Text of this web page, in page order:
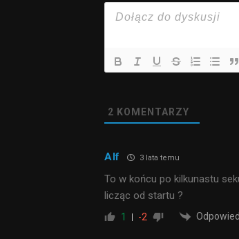
2 KOMENTARZY
Alf 3 lata temu
To w końcu po kilkunastu
licząc od startu ?
1 -2